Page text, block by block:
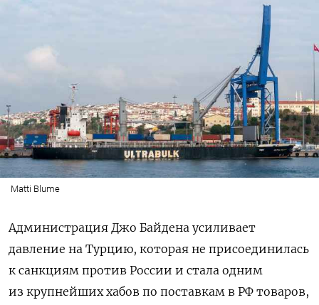
Matti Blume
Администрация Джо Байдена усиливает
давление на Турцию, которая не присоединилась
к санкциям против России и стала одним
из крупнейших хабов по поставкам в РФ товаров,